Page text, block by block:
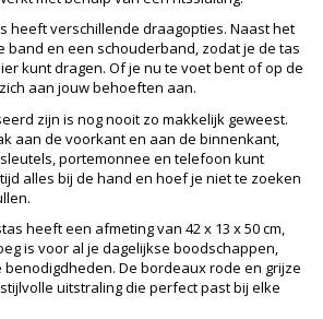
heeft verschillende draagopties. Naast het
band en een schouderband, zodat je de tas
kunt dragen. Of je nu te voet bent of op de
aan jouw behoeften aan.
zijn is nog nooit zo makkelijk geweest.
aan de voorkant en aan de binnenkant,
portemonnee en telefoon kunt
alles bij de hand en hoef je niet te zoeken
heeft een afmeting van 42 x 13 x 50 cm,
is voor al je dagelijkse boodschappen,
De bordeaux rode en grijze
uitstraling die perfect past bij elke